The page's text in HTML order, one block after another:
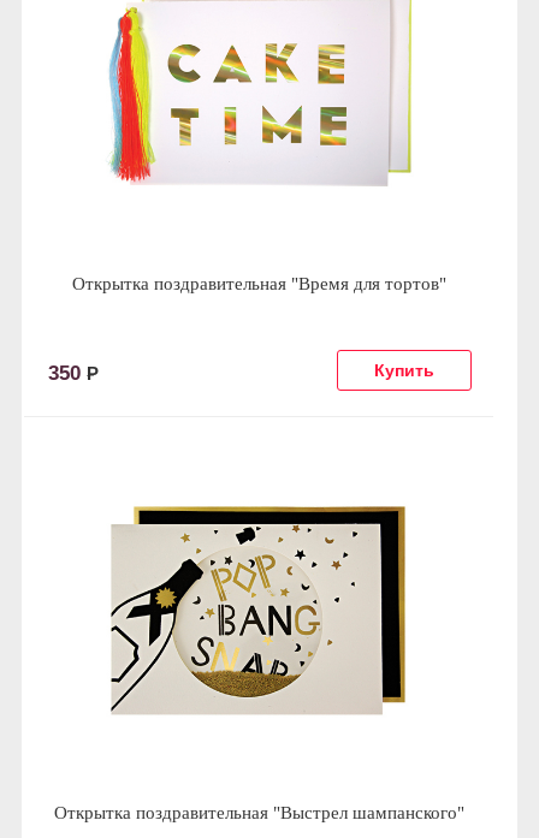
Открытка поздравительная "Время для тортов"
350 Р
Открытка поздравительная "Выстрел шампанского"